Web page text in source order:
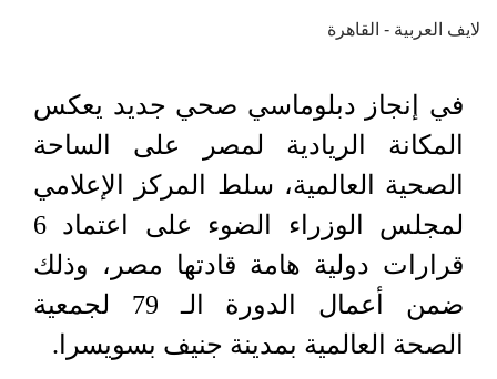
لايف العربية - القاهرة
في إنجاز دبلوماسي صحي جديد يعكس
المكانة الريادية لمصر على الساحة
الصحية العالمية، سلط المركز الإعلامي
لمجلس الوزراء الضوء على اعتماد 6
قرارات دولية هامة قادتها مصر، وذلك
ضمن أعمال الدورة الـ 79 لجمعية
الصحة العالمية بمدينة جنيف بسويسرا.